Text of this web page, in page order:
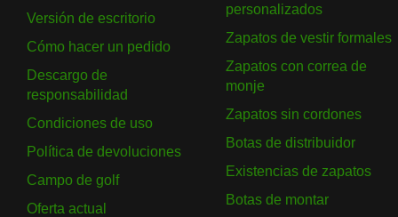
Versión de escritorio
Cómo hacer un pedido
Descargo de
responsabilidad
Condiciones de uso
Política de devoluciones
Campo de golf
Oferta actual
personalizados
Zapatos de vestir formales
Zapatos con correa de
monje
Zapatos sin cordones
Botas de distribuidor
Existencias de zapatos
Botas de montar